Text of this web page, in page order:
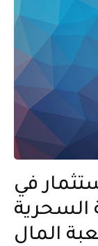
في
السحرية